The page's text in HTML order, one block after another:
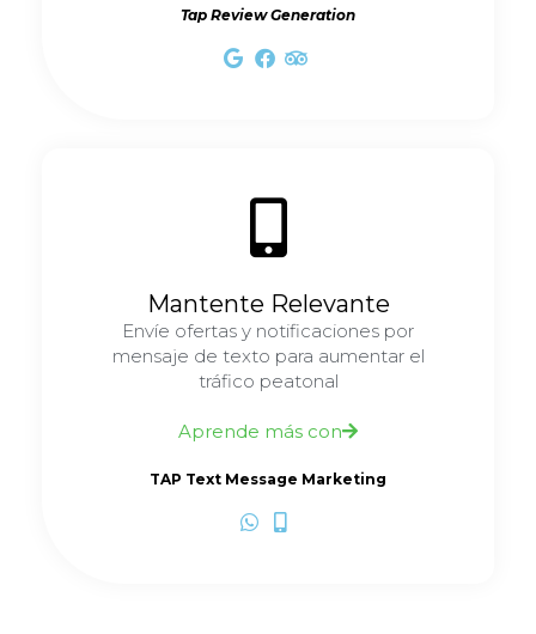
Tap Review Generation
Mantente Relevante
Envíe ofertas y notificaciones por
mensaje de texto para aumentar el
tráfico peatonal
Aprende más con
TAP Text Message Marketing